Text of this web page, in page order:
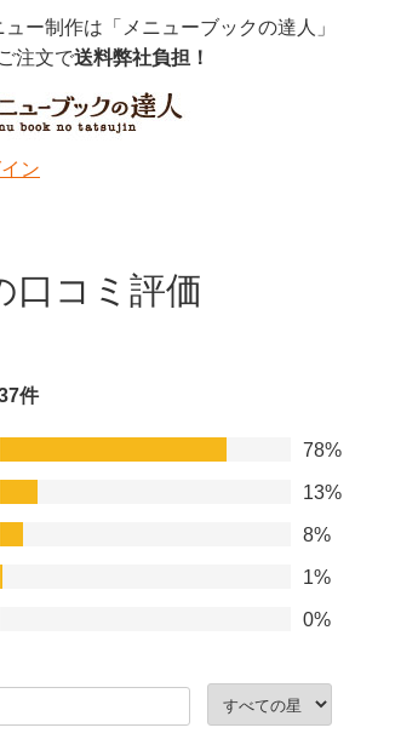
ー制作は「メニューブックの達人」
注文で送料弊社負担！
ン
口コミ評価
件
78%
13%
8%
1%
0%